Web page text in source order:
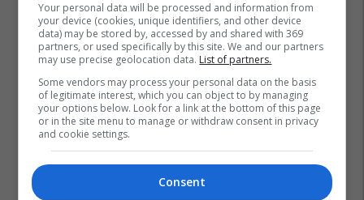
Your personal data will be processed and information from
your device (cookies, unique identifiers, and other device
data) may be stored by, accessed by and shared with 369
partners, or used specifically by this site. We and our partners
may use precise geolocation data. List of partners.
Some vendors may process your personal data on the basis
of legitimate interest, which you can object to by managing
your options below. Look for a link at the bottom of this page
or in the site menu to manage or withdraw consent in privacy
and cookie settings.
Consent